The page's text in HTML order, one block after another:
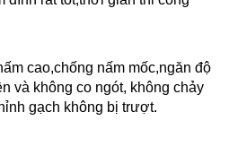
cao,chống nấm mốc,ngăn độ
và không co ngót, không chảy
gạch không bị trượt.